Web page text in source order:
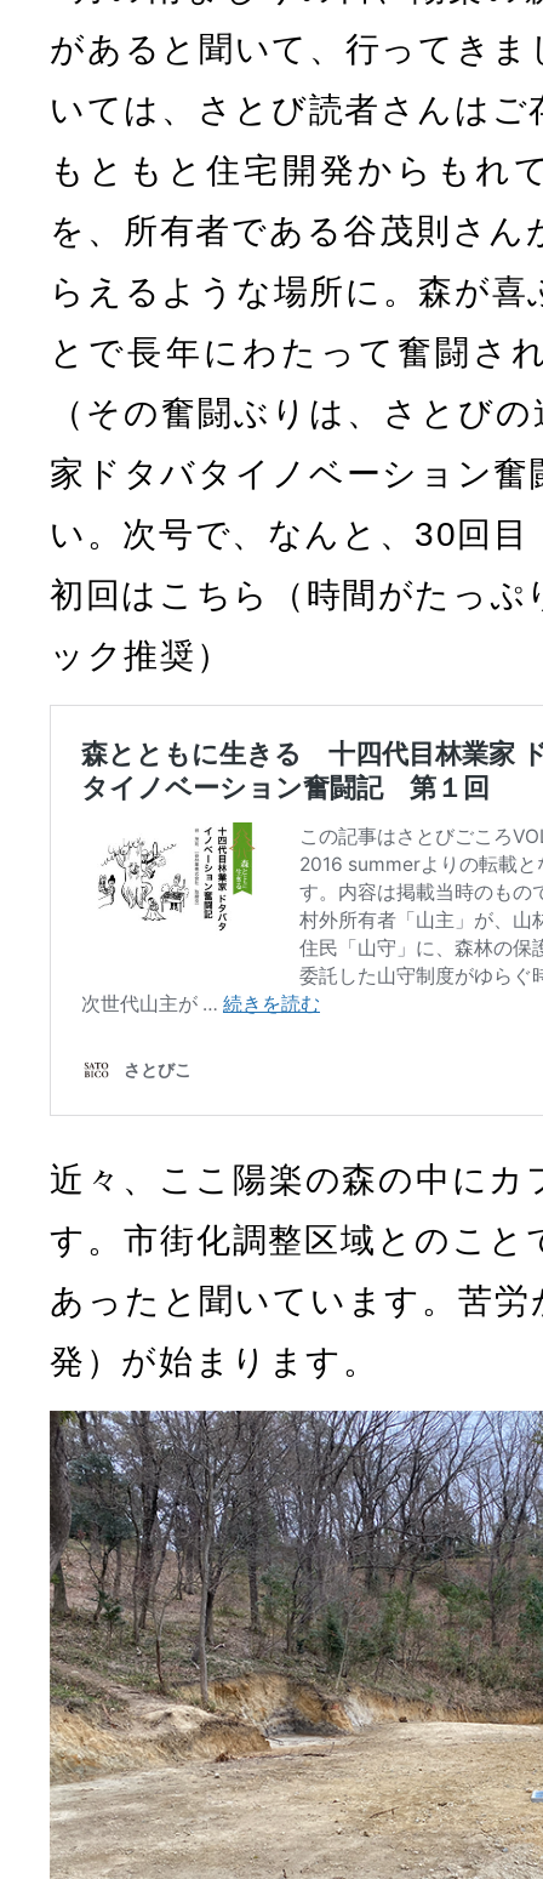
があると聞いて、行ってき
いては、さとび読者さんは
もともと住宅開発からもれ
を、所有者である谷茂則さ
らえるような場所に。森が
とで長年にわたって奮闘さ
（その奮闘ぶりは、さとび
家ドタバタイノベーション
い。次号で、なんと、30回目
初回はこちら（時間がたっぷ
ック推奨）
近々、ここ陽楽の森の中に
す。市街化調整区域とのこと
あったと聞いています。苦
発）が始まります。